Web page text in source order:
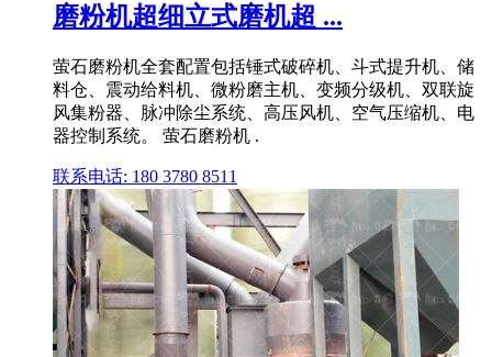
磨粉机超细立式磨机超 ...
萤石磨粉机全套配置包括锤式破碎机、斗式提升机、储
料仓、震动给料机、微粉磨主机、变频分级机、双联旋
风集粉器、脉冲除尘系统、高压风机、空气压缩机、电
器控制系统。 萤石磨粉机 .
联系电话: 180 3780 8511